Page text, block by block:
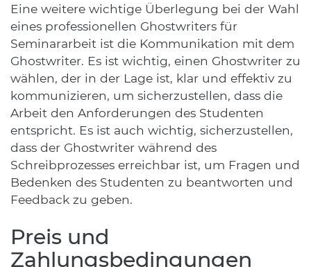
Eine weitere wichtige Überlegung bei der Wahl
eines professionellen Ghostwriters für
Seminararbeit ist die Kommunikation mit dem
Ghostwriter. Es ist wichtig, einen Ghostwriter zu
wählen, der in der Lage ist, klar und effektiv zu
kommunizieren, um sicherzustellen, dass die
Arbeit den Anforderungen des Studenten
entspricht. Es ist auch wichtig, sicherzustellen,
dass der Ghostwriter während des
Schreibprozesses erreichbar ist, um Fragen und
Bedenken des Studenten zu beantworten und
Feedback zu geben.
Preis und
Zahlungsbedingungen